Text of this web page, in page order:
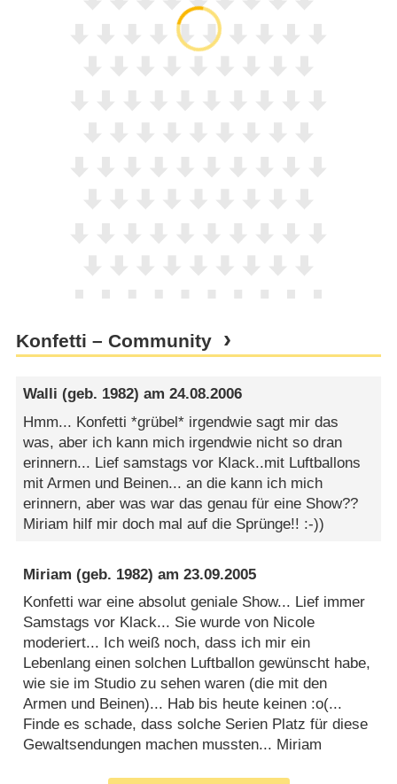
Konfetti – Community
Walli (geb. 1982) am24.08.2006
Hmm... Konfetti *grübel* irgendwie sagt mir das
was, aber ich kann mich irgendwie nicht so dran
erinnern... Lief samstags vor Klack..mit Luftballons
mit Armen und Beinen... an die kann ich mich
erinnern, aber was war das genau für eine Show??
Miriam hilf mir doch mal auf die Sprünge!! :-))
Miriam (geb. 1982) am23.09.2005
Konfetti war eine absolut geniale Show... Lief immer
Samstags vor Klack... Sie wurde von Nicole
moderiert... Ich weiß noch, dass ich mir ein
Lebenlang einen solchen Luftballon gewünscht habe,
wie sie im Studio zu sehen waren (die mit den
Armen und Beinen)... Hab bis heute keinen :o(...
Finde es schade, dass solche Serien Platz für diese
Gewaltsendungen machen mussten... Miriam